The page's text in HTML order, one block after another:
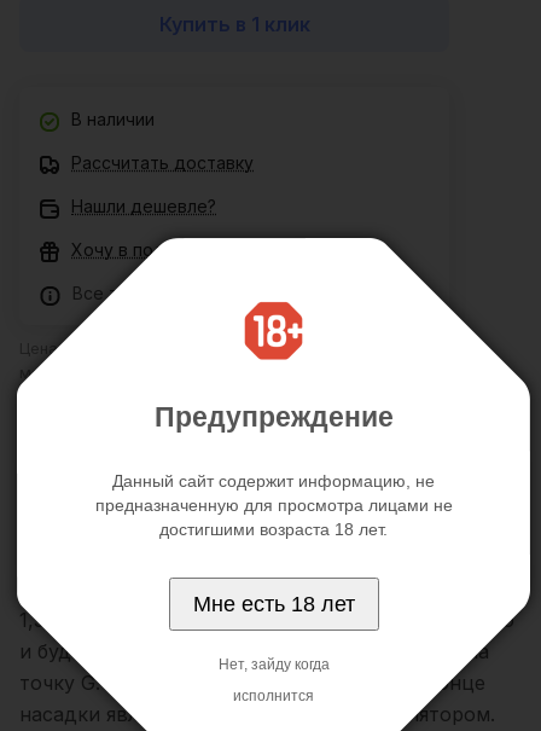
Купить в 1 клик
В наличии
Рассчитать доставку
Нашли дешевле?
Хочу в подарок
Все товары сертифицированы
Цена действительна только для интернет-магазина и
может отличаться от цен в розничных магазинах
"CRYSTAL SLEEVE" ФАРАОН, не только прибавит
1,5 см. длины и 1 см. толщины половому члену, но
и будет весьма эффективно воздействовать на
точку G. Крупная головка (4 х 3,3 см.) на конце
насадки является превосходным стимулятором.
Предупреждение
Данный сайт содержит информацию, не
предназначенную для просмотра лицами не
достигшими возраста 18 лет.
Мне есть 18 лет
Нет, зайду когда
исполнится